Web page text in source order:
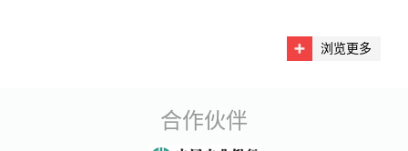
浏览更多
合作伙伴